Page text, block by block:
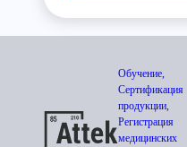
Обучение,
Сертификация
продукции,
Регистрация
медицинских